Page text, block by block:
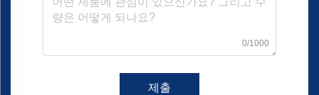
0/1000
제출